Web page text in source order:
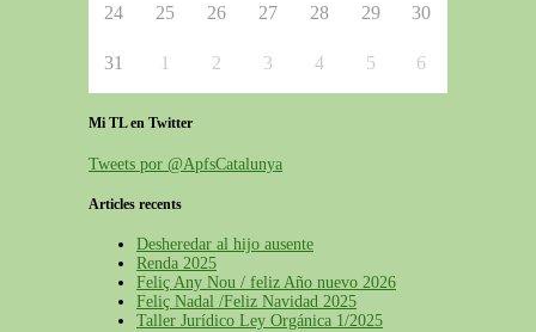
24 25 26 27 28 29 30
31 1 2 3 4 5 6
Mi TL en Twitter
Tweets por @ApfsCatalunya
Articles recents
Desheredar al hijo ausente
Renda 2025
Feliç Any Nou / feliz Año nuevo 2026
Feliç Nadal /Feliz Navidad 2025
Taller Jurídico Ley Orgánica 1/2025